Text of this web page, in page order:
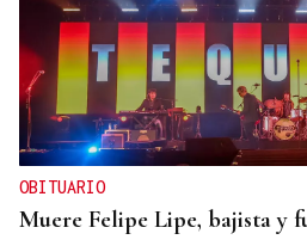
OBITUARIO
Muere Felipe Lipe, bajista y